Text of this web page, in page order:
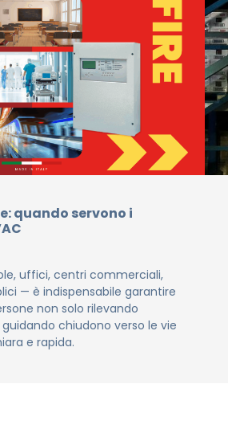
quando servono i
uffici, centri commerciali,
— è indispensabile garantire
non solo rilevando
chiudono verso le vie
e rapida.